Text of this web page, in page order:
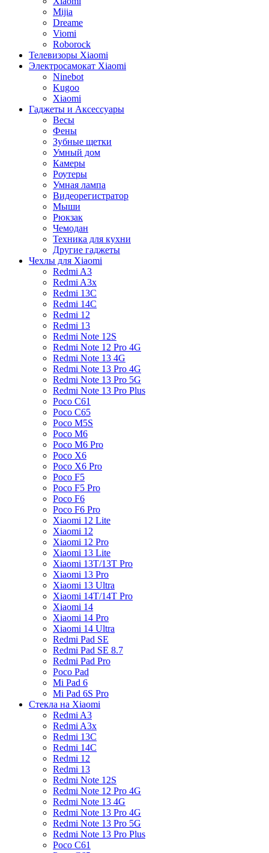
Mijia
Dreame
Viomi
Roborock
Телевизоры Xiaomi
Электросамокат Xiaomi
Ninebot
Kugoo
Xiaomi
Гаджеты и Аксессуары
Весы
Фены
Зубные щетки
Умный дом
Камеры
Роутеры
Умная лампа
Видеорегистратор
Мыши
Рюкзак
Чемодан
Техника для кухни
Другие гаджеты
Чехлы для Xiaomi
Redmi A3
Redmi A3x
Redmi 13C
Redmi 14C
Redmi 12
Redmi 13
Redmi Note 12S
Redmi Note 12 Pro 4G
Redmi Note 13 4G
Redmi Note 13 Pro 4G
Redmi Note 13 Pro 5G
Redmi Note 13 Pro Plus
Poco C61
Poco C65
Poco M5S
Poco M6
Poco M6 Pro
Poco X6
Poco X6 Pro
Poco F5
Poco F5 Pro
Poco F6
Poco F6 Pro
Xiaomi 12 Lite
Xiaomi 12
Xiaomi 12 Pro
Xiaomi 13 Lite
Xiaomi 13T/13T Pro
Xiaomi 13 Pro
Xiaomi 13 Ultra
Xiaomi 14T/14T Pro
Xiaomi 14
Xiaomi 14 Pro
Xiaomi 14 Ultra
Redmi Pad SE
Redmi Pad SE 8.7
Redmi Pad Pro
Poco Pad
Mi Pad 6
Mi Pad 6S Pro
Стекла на Xiaomi
Redmi A3
Redmi A3x
Redmi 13C
Redmi 14C
Redmi 12
Redmi 13
Redmi Note 12S
Redmi Note 12 Pro 4G
Redmi Note 13 4G
Redmi Note 13 Pro 4G
Redmi Note 13 Pro 5G
Redmi Note 13 Pro Plus
Poco C61